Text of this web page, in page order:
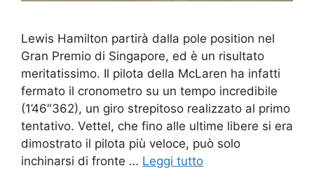
Lewis Hamilton partirà dalla pole position nel
Gran Premio di Singapore, ed è un risultato
meritatissimo. Il pilota della McLaren ha infatti
fermato il cronometro su un tempo incredibile
(1’46″362), un giro strepitoso realizzato al primo
tentativo. Vettel, che fino alle ultime libere si era
dimostrato il pilota più veloce, può solo
inchinarsi di fronte … Leggi tutto